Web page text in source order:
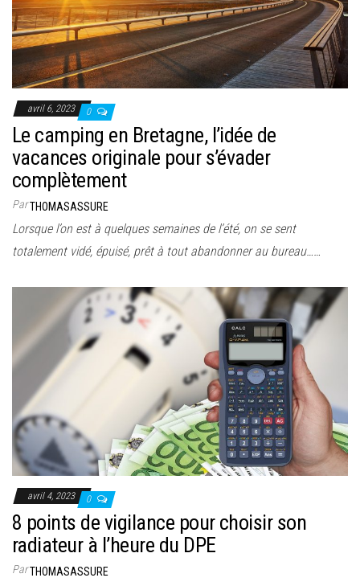
avril 6, 2023 0
Le camping en Bretagne, l’idée de
vacances originale pour s’évader
complètement
ParTHOMASASSURE
Lorsque l’on est à quelques semaines de l’été, on se sent
totalement vidé, épuisé, prêt à tout abandonner au bureau……
avril 4, 2023 0
8 points de vigilance pour choisir son
radiateur à l’heure du DPE
ParTHOMASASSURE